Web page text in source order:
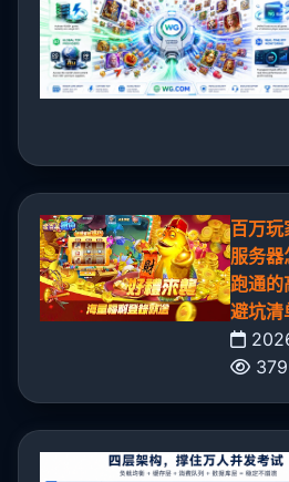
百万玩
服务器
跑通的
避坑清
379